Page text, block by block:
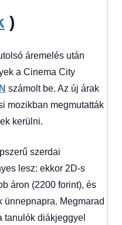
)
áremelés után
a Cinema City
számolt be. Az új árak
mozikban megmutatták
kerülni.
szerdai
lesz: ekkor 2D-s
áron (2200 forint), és
ünnepnapra. Megmarad
tanulók diákjeggyel